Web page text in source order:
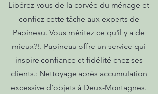
Libérez-vous de la corvée du ménage et
confiez cette tâche aux experts de
Papineau. Vous méritez ce qu'il y a de
mieux?!. Papineau offre un service qui
inspire confiance et fidélité chez ses
clients.: Nettoyage après accumulation
excessive d’objets à Deux-Montagnes.